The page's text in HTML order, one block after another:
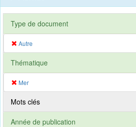
Type de document
Autre
Thématique
Mer
Mots clés
Année de publication